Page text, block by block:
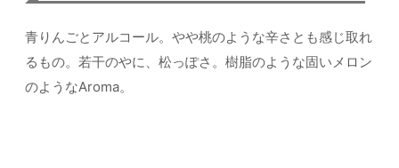
青りんごとアルコール。やや桃のような辛さとも感じ取れ
るもの。若干のやに、松っぽさ。樹脂のような固いメロン
のようなAroma。